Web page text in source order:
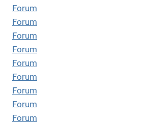
Forum
Forum
Forum
Forum
Forum
Forum
Forum
Forum
Forum